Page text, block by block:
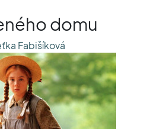
domu
Fabišíková